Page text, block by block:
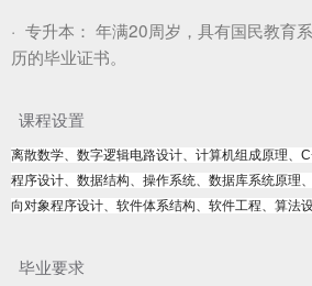
· 专升本： 年满20周岁，具有国民教育
历的毕业证书。
课程设置
离散数学、数字逻辑电路设计、计算机组成原理、
程序设计、数据结构、操作系统、数据库系统原理
向对象程序设计、软件体系结构、软件工程、算法
毕业要求